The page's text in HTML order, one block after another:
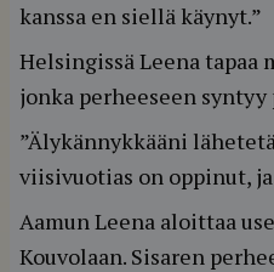
kanssa en siellä käynyt.”
Helsingissä Leena tapaa
jonka perheeseen
”Älykännykkääni
viisivuotias on oppinut,
Aamun Leena aloittaa
Kouvolaan. Sisaren